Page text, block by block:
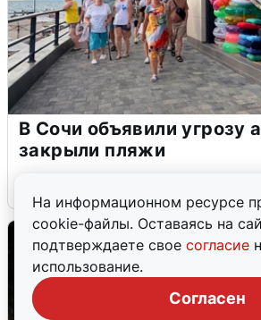
На информационном ресурсе
cookie-файлы. Оставаясь на
подтверждаете свое согласие
использование.
Согласен
В Сочи объявили угрозу
закрыли пляжи